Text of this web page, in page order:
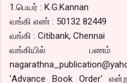
1.பெயர் : K.G.Kannan
வங்கி எண் : 50132 82449
வங்கி : Citibank, Chennai
வங்கியில் பணம்
'Advance Book Order'